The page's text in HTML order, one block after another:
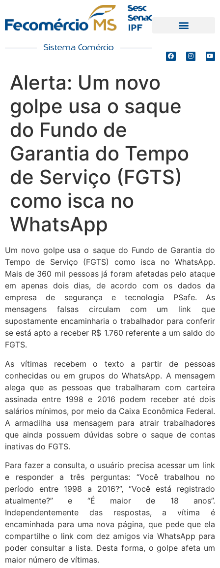
Alerta: Um novo
golpe usa o saque
do Fundo de
Garantia do Tempo
de Serviço (FGTS)
como isca no
WhatsApp
Um novo golpe usa o saque do Fundo de Garantia do
Tempo de Serviço (FGTS) como isca no WhatsApp.
Mais de 360 mil pessoas já foram afetadas pelo ataque
em apenas dois dias, de acordo com os dados da
empresa de segurança e tecnologia PSafe. As
mensagens falsas circulam com um link que
supostamente encaminharia o trabalhador para conferir
se está apto a receber R$ 1.760 referente a um saldo do
FGTS.
As vítimas recebem o texto a partir de pessoas
conhecidas ou em grupos do WhatsApp. A mensagem
alega que as pessoas que trabalharam com carteira
assinada entre 1998 e 2016 podem receber até dois
salários mínimos, por meio da Caixa Econômica Federal.
A armadilha usa mensagem para atrair trabalhadores
que ainda possuem dúvidas sobre o saque de contas
inativas do FGTS.
Para fazer a consulta, o usuário precisa acessar um link
e responder a três perguntas: “Você trabalhou no
período entre 1998 a 2016?”, “Você está registrado
atualmente?” e “É maior de 18 anos”.
Independentemente das respostas, a vítima é
encaminhada para uma nova página, que pede que ela
compartilhe o link com dez amigos via WhatsApp para
poder consultar a lista. Desta forma, o golpe afeta um
maior número de vítimas.